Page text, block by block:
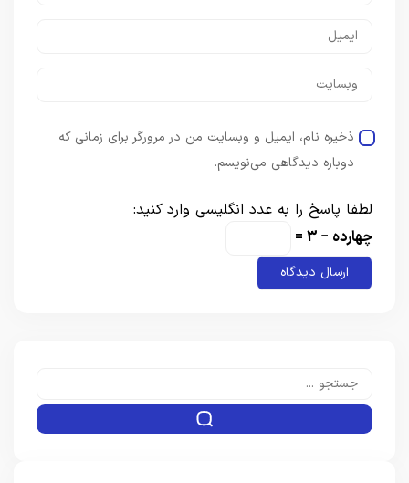
ذخیره نام، ایمیل و وبسایت من در مرورگر برای زمانی که
دوباره دیدگاهی می‌نویسم.
لطفا پاسخ را به عدد انگلیسی وارد کنید:
چهارده − 3 =